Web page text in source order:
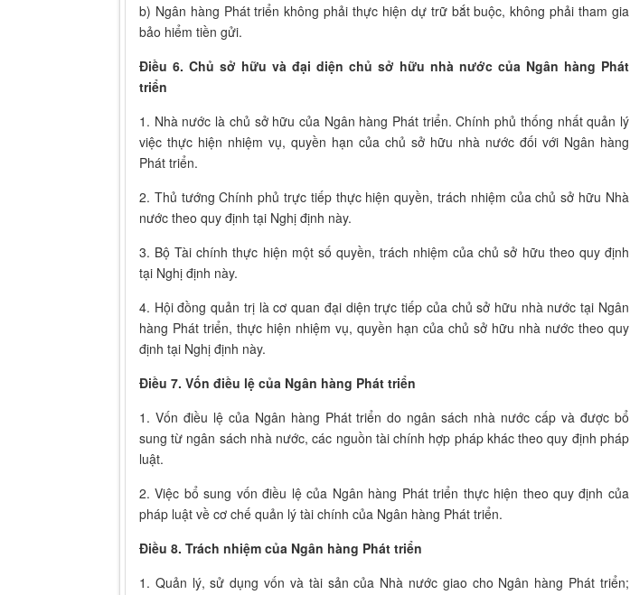
b) Ngân hàng Phát triển không phải thực hiện dự trữ bắt buộc, không phải tham gia
bảo hiểm tiền gửi.
Điều 6. Chủ sở hữu và đại diện chủ sở hữu nhà nước của Ngân hàng Phát
triển
1. Nhà nước là chủ sở hữu của Ngân hàng Phát triển. Chính phủ thống nhất quản lý
việc thực hiện nhiệm vụ, quyền hạn của chủ sở hữu nhà nước đối với Ngân hàng
Phát triển.
2. Thủ tướng Chính phủ trực tiếp thực hiện quyền, trách nhiệm của chủ sở hữu Nhà
nước theo quy định tại Nghị định này.
3. Bộ Tài chính thực hiện một số quyền, trách nhiệm của chủ sở hữu theo quy định
tại Nghị định này.
4. Hội đồng quản trị là cơ quan đại diện trực tiếp của chủ sở hữu nhà nước tại Ngân
hàng Phát triển, thực hiện nhiệm vụ, quyền hạn của chủ sở hữu nhà nước theo quy
định tại Nghị định này.
Điều 7. Vốn điều lệ của Ngân hàng Phát triển
1. Vốn điều lệ của Ngân hàng Phát triển do ngân sách nhà nước cấp và được bổ
sung từ ngân sách nhà nước, các nguồn tài chính hợp pháp khác theo quy định pháp
luật.
2. Việc bổ sung vốn điều lệ của Ngân hàng Phát triển thực hiện theo quy định của
pháp luật về cơ chế quản lý tài chính của Ngân hàng Phát triển.
Điều 8. Trách nhiệm của Ngân hàng Phát triển
1. Quản lý, sử dụng vốn và tài sản của Nhà nước giao cho Ngân hàng Phát triển;